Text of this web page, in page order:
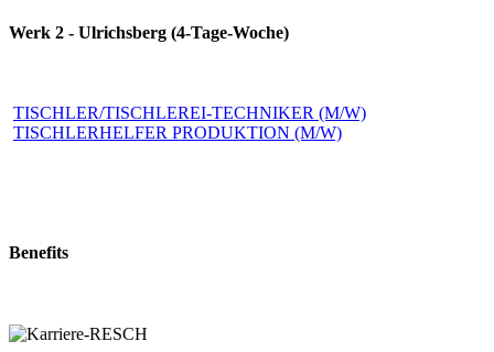
Werk 2 - Ulrichsberg (4-Tage-Woche)
TISCHLER/​TISCHLEREI-​TECHNIKER (M/W)
TISCHLERHELFER PRODUKTION (M/W)
Benefits